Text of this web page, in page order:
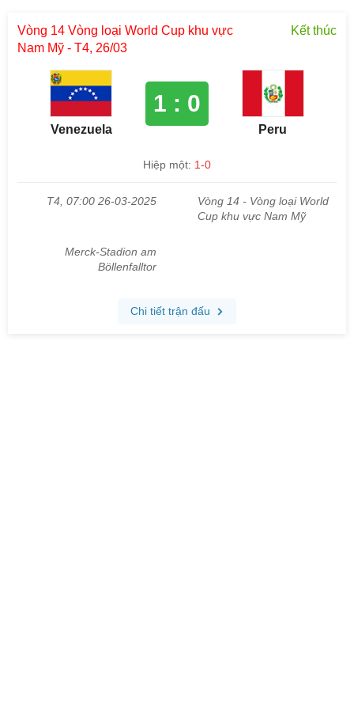
Vòng 14 Vòng loại World Cup khu vực
Nam Mỹ - T4, 26/03
Kết thúc
Venezuela
1 : 0
Peru
Hiệp một: 1-0
T4, 07:00 26-03-2025
Vòng 14 - Vòng loại World
Cup khu vực Nam Mỹ
Merck-Stadion am
Böllenfalltor
Chi tiết trận đấu